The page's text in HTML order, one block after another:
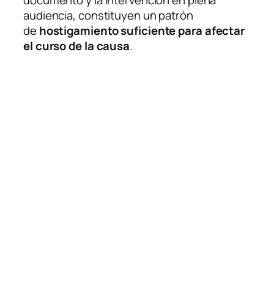
audiencia, constituyen un patrón
de hostigamiento suficiente para afectar
el curso de la causa.